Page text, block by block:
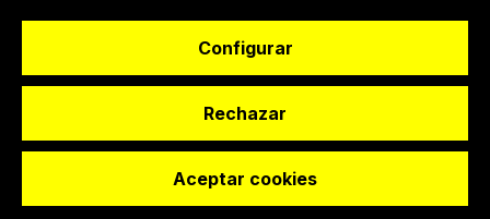
Solicitar reserva
© Dashboard Technologies S.L
Configurar
Rechazar
Aceptar cookies